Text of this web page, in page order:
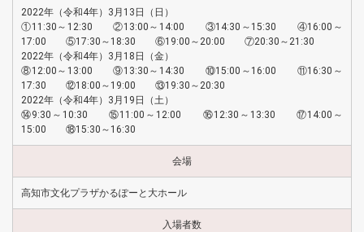
2022年（令和4年）3月13日（日）
①11:30～12:30 ②13:00～14:00 ③14:30～15:30 ④16:00～
17:00 ⑤17:30～18:30 ⑥19:00～20:00 ⑦20:30～21:30
2022年（令和4年）3月18日（金）
⑧12:00～13:00 ⑨13:30～14:30 ⑩15:00～16:00 ⑪16:30～
17:30 ⑫18:00～19:00 ⑬19:30～20:30
2022年（令和4年）3月19日（土）
⑭9:30～10:30 ⑮11:00～12:00 ⑯12:30～13:30 ⑰14:00～
15:00 ⑱15:30～16:30
会場
高知市文化プラザかるぽーと大ホール
入場者数